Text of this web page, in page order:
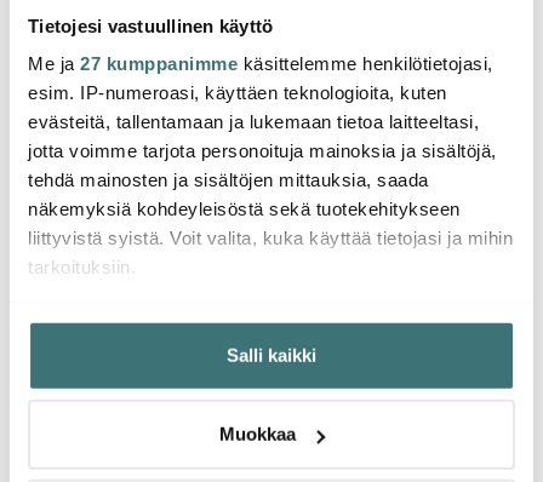
Tietojesi vastuullinen käyttö
Me ja 27 kumppanimme käsittelemme henkilötietojasi,
esim. IP-numeroasi, käyttäen teknologioita, kuten
evästeitä, tallentamaan ja lukemaan tietoa laitteeltasi,
jotta voimme tarjota personoituja mainoksia ja sisältöjä,
tehdä mainosten ja sisältöjen mittauksia, saada
näkemyksiä kohdeyleisöstä sekä tuotekehitykseen
liittyvistä syistä. Voit valita, kuka käyttää tietojasi ja mihin
tarkoituksiin.
Jos sallit, haluamme myös tehdä seuraavia:
Kerätä tietoja maantieteellisestä sijainnistasi,
mahdollisesti muutaman metrin tarkkuudella
aktiivisesti (sormenjäljen muodostaminen)
Salli kaikki
Muokkaa
Täydellinen pizza-ilta
kotona
Lue lisää
Säilö kesän maut:
Marjat ja sienet
talteen
Lue lisää